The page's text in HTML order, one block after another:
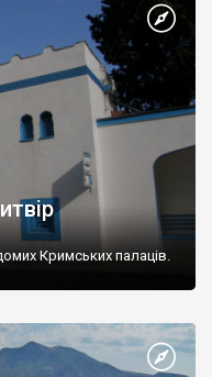
Кримських палаців.